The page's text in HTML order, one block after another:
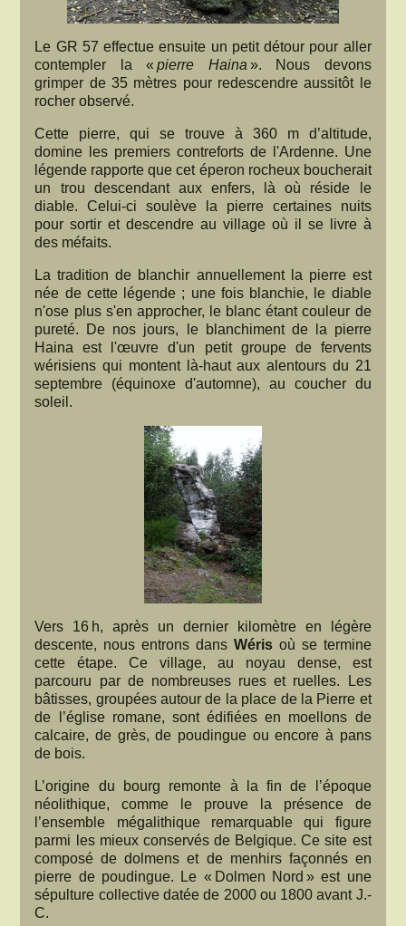
Le GR 57 effectue ensuite un petit détour pour aller
contempler la «pierre Haina ». Nous devons
grimper de 35 mètres pour redescendre aussitôt le
rocher observé.
Cette pierre, qui se trouve à 360 m d’altitude,
domine les premiers contreforts de l'Ardenne. Une
légende rapporte que cet éperon rocheux boucherait
un trou descendant aux enfers, là où réside le
diable. Celui-ci soulève la pierre certaines nuits
pour sortir et descendre au village où il se livre à
des méfaits.
La tradition de blanchir annuellement la pierre est
née de cette légende ; une fois blanchie, le diable
n'ose plus s'en approcher, le blanc étant couleur de
pureté. De nos jours, le blanchiment de la pierre
Haina est l'œuvre d'un petit groupe de fervents
wérisiens qui montent là-haut aux alentours du 21
septembre (équinoxe d'automne), au coucher du
soleil.
Vers 16 h, après un dernier kilomètre en légère
descente, nous entrons dans Wérisoù se termine
cette étape. Ce village, au noyau dense, est
parcouru par de nombreuses rues et ruelles. Les
bâtisses, groupées autour de la place de la Pierre et
de l’église romane, sont édifiées en moellons de
calcaire, de grès, de poudingue ou encore à pans
de bois.
L’origine du bourg remonte à la fin de l’époque
néolithique, comme le prouve la présence de
l’ensemble mégalithique remarquable qui figure
parmi les mieux conservés de Belgique. Ce site est
composé de dolmens et de menhirs façonnés en
pierre de poudingue. Le « Dolmen Nord » est une
sépulture collective datée de 2000 ou 1800 avant J.-
C.